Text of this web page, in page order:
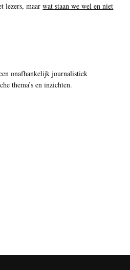
lezers, maarwat staan we wel en niet
onafhankelijk journalistiek
thema’s en inzichten.